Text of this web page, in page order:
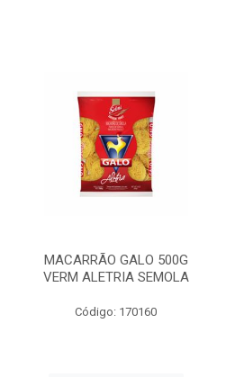
MACARRÃO GALO 500G
VERM ALETRIA SEMOLA
Código: 170160